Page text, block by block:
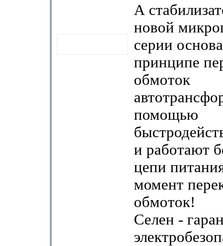
А
новой
серии
принципе
обмоток
помощью
и работают
цепи
момент
обмоток!
Селен -